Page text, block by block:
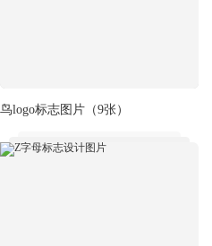
鸟logo标志图片 （9张）